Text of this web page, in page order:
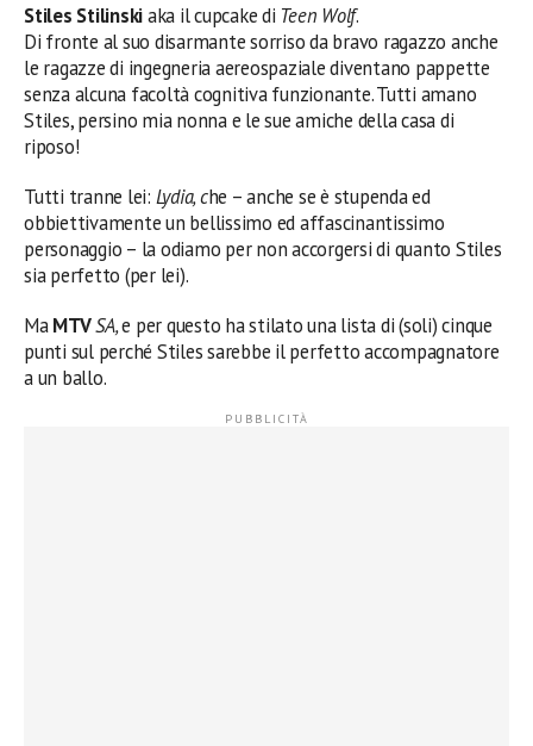
Stiles Stilinskiaka il cupcake di Teen Wolf.
Di fronte al suo disarmante sorriso da bravo ragazzo anche
le ragazze di ingegneria aereospaziale diventano pappette
senza alcuna facoltà cognitiva funzionante. Tutti amano
Stiles, persino mia nonna e le sue amiche della casa di
riposo!
Tutti tranne lei: Lydia, che – anche se è stupenda ed
obbiettivamente un bellissimo ed affascinantissimo
personaggio – la odiamo per non accorgersi di quanto Stiles
sia perfetto (per lei).
MaMTVSA,e per questo ha stilato una lista di (soli) cinque
punti sul perché Stiles sarebbe il perfetto accompagnatore
a un ballo.